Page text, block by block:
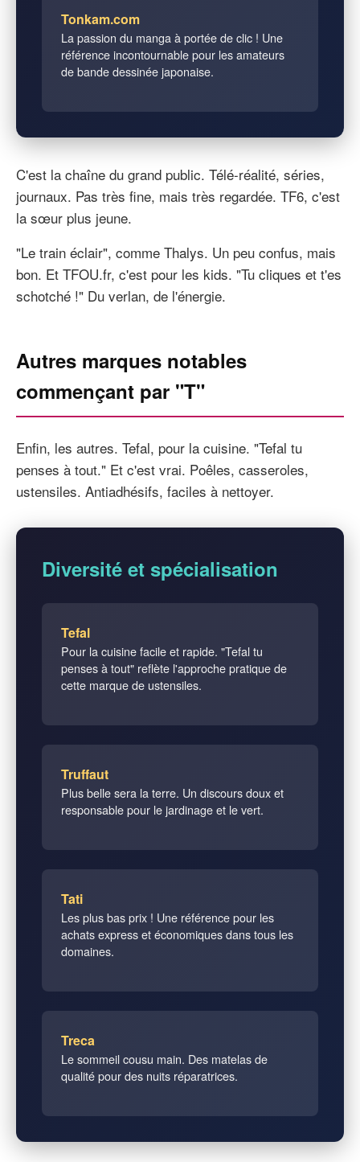
Tonkam.com
La passion du manga à portée de clic ! Une
référence incontournable pour les amateurs
de bande dessinée japonaise.
C'est la chaîne du grand public. Télé-réalité, séries,
journaux. Pas très fine, mais très regardée. TF6, c'est
la sœur plus jeune.
"Le train éclair", comme Thalys. Un peu confus, mais
bon. Et TFOU.fr, c'est pour les kids. "Tu cliques et t'es
schotché !" Du verlan, de l'énergie.
Autres marques notables
commençant par "T"
Enfin, les autres. Tefal, pour la cuisine. "Tefal tu
penses à tout." Et c'est vrai. Poêles, casseroles,
ustensiles. Antiadhésifs, faciles à nettoyer.
Diversité et spécialisation
Tefal
Pour la cuisine facile et rapide. "Tefal tu
penses à tout" reflète l'approche pratique de
cette marque de ustensiles.
Truffaut
Plus belle sera la terre. Un discours doux et
responsable pour le jardinage et le vert.
Tati
Les plus bas prix ! Une référence pour les
achats express et économiques dans tous les
domaines.
Treca
Le sommeil cousu main. Des matelas de
qualité pour des nuits réparatrices.